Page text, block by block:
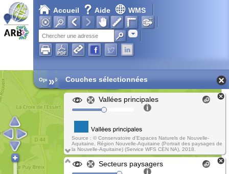
Accueil Aide WMS
Adresse
Chargement en cours...
Open Street Map
» Couches sélectionnées
Vallées principales
Source : © Conservatoire d'Espaces Naturels de Nouvelle-
Aquitaine, Région Nouvelle-Aquitaine (Portrait des paysages de
la Nouvelle-Aquitaine) (Service WFS CEN NA), 2018.
Secteurs paysagers